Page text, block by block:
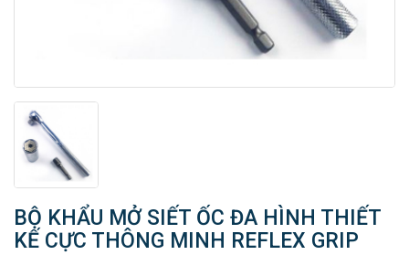
BỘ KHẨU MỞ SIẾT ỐC ĐA HÌNH THIẾT
KẾ CỰC THÔNG MINH REFLEX GRIP